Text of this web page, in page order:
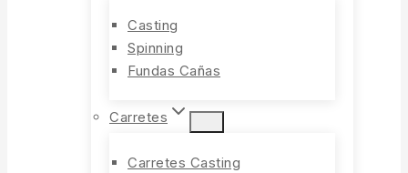
Casting
Spinning
Fundas Cañas
Carretes
Carretes Casting